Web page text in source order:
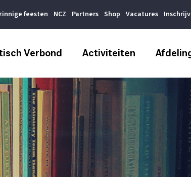
feesten NCZ Partners Shop Vacatures
Verbond Activiteiten